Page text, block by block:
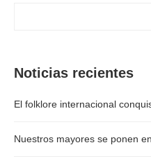
Noticias recientes
El folklore internacional
Nuestros mayores se ponen